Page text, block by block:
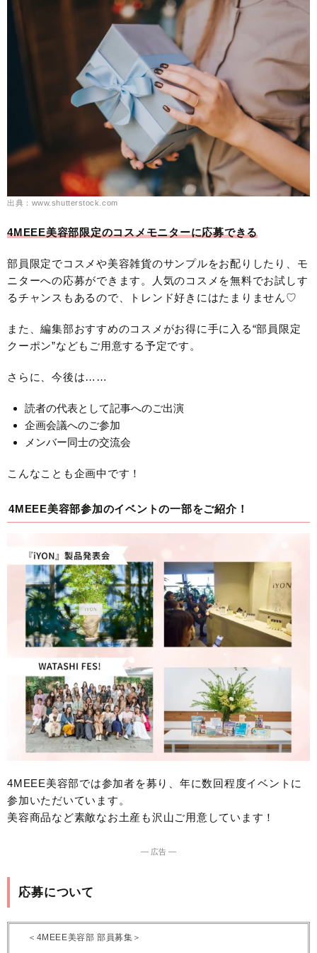
出典：www.shutterstock.com
4MEEE美容部限定のコスメモニターに応募できる
部員限定でコスメや美容雑貨のサンプルをお配りしたり、モ
ニターへの応募ができます。人気のコスメを無料でお試しす
るチャンスもあるので、トレンド好きにはたまりません♡
また、編集部おすすめのコスメがお得に手に入る“部員限定
クーポン”などもご用意する予定です。
さらに、今後は……
読者の代表として記事へのご出演
企画会議へのご参加
メンバー同士の交流会
こんなことも企画中です！
4MEEE美容部参加のイベントの一部をご紹介！
4MEEE美容部では参加者を募り、年に数回程度イベントに
参加いただいています。
美容商品など素敵なお土産も沢山ご用意しています！
― 広告 ―
応募について
＜4MEEE美容部 部員募集＞